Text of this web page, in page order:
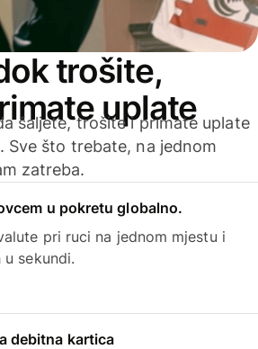
trošite,
uplate
šaljete, trošite i primate uplate
Sve što trebate, na jednom
zatreba.
u pokretu globalno.
pri ruci na jednom mjestu i
sekundi.
debitna kartica